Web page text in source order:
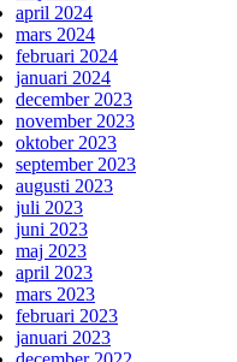
april 2024
mars 2024
februari 2024
januari 2024
december 2023
november 2023
oktober 2023
september 2023
augusti 2023
juli 2023
juni 2023
maj 2023
april 2023
mars 2023
februari 2023
januari 2023